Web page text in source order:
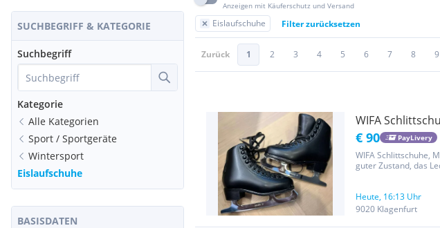
SUCHBEGRIFF & KATEGORIE
Suchbegriff
Kategorie
Alle Kategorien
Sport / Sportgeräte
Wintersport
Eislaufschuhe
BASISDATEN
Anzeigen mit Käuferschutz und Versand
Eislaufschuhe Filter zurücksetzen
Zurück 1 2 3 4 5 6 7 8 9
WIFA
€ 90 PayLivery
WIFA Schlittschuhe,
guter Zustand, das
Heute, 16:13 Uhr
9020 Klagenfurt